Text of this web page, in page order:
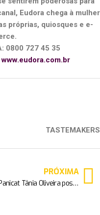
Eudora chega à mulher
próprias, quiosques e e-
0800 727 45 35
www.eudora.com.br
TASTEMAKERS
PRÓXIMA
Ex Panicat Tânia Oliveira posa para o Carnaval e fala sobre ansiedade